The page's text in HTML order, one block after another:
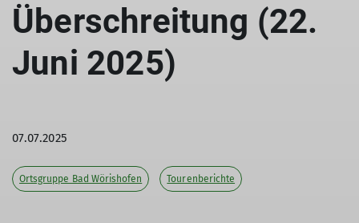
Überschreitung (22.
Juni 2025)
07.07.2025
Ortsgruppe Bad Wörishofen Tourenberichte